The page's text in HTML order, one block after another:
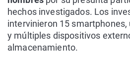
hechos investigados. Los
intervinieron 15 smartphones,
y múltiples dispositivos
almacenamiento.